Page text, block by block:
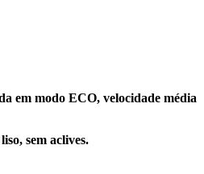
em modo ECO, velocidade média
sem aclives.